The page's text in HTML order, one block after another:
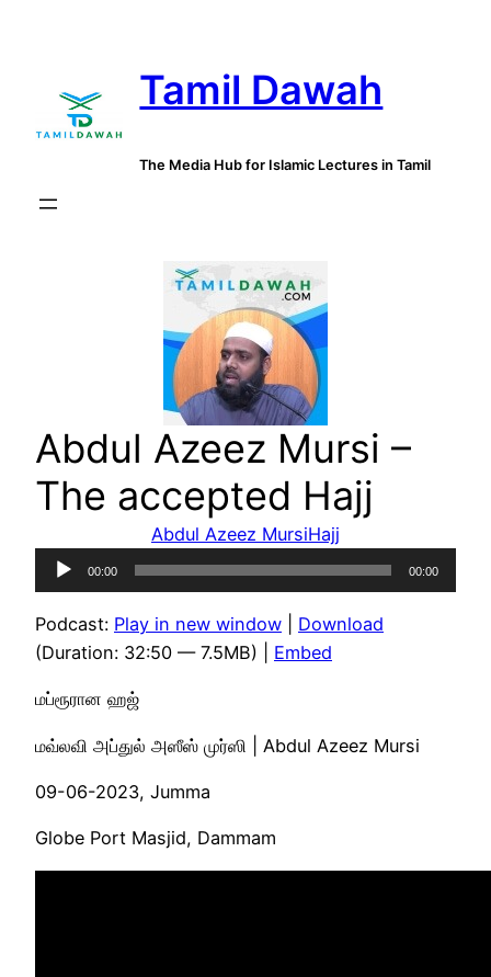
Tamil Dawah
The Media Hub for Islamic Lectures in Tamil
Abdul Azeez Mursi –
The accepted Hajj
Abdul Azeez MursiHajj
Audio
Player
00:00 00:00
Podcast: Play in new window
Download
(Duration: 32:50 — 7.5MB) | Embed
மப்ரூரான ஹஜ்
மவ்லவி அப்துல் அஸீஸ் முர்ஸி | Abdul Azeez Mursi
09-06-2023, Jumma
Globe Port Masjid, Dammam